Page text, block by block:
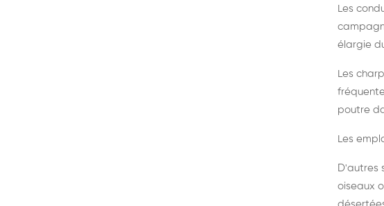
Les
élargie
Les
poutre
Les
D'autres
oiseaux